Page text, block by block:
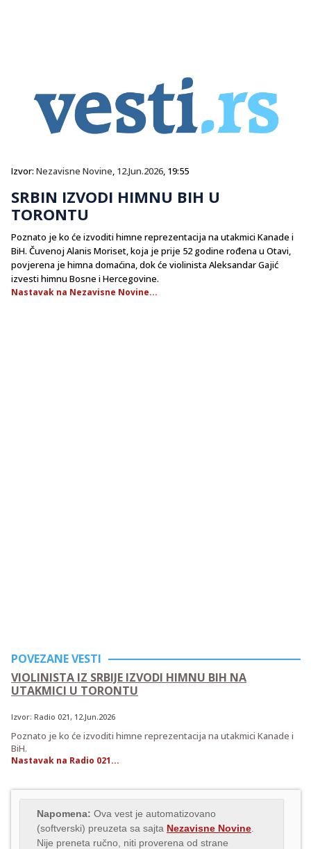
Izvor: Nezavisne Novine, 12.Jun.2026, 19:55
SRBIN IZVODI HIMNU BIH U
TORONTU
Poznato je ko će izvoditi himne reprezentacija na utakmici Kanade i
BiH. Čuvenoj Alanis Moriset, koja je prije 52 godine rođena u Otavi,
povjerena je himna domaćina, dok će violinista Aleksandar Gajić
izvesti himnu Bosne i Hercegovine.
Nastavak na Nezavisne Novine...
POVEZANE VESTI
VIOLINISTA IZ SRBIJE IZVODI HIMNU BIH NA
UTAKMICI U TORONTU
Izvor: Radio 021 , 12.Jun.2026
Poznato je ko će izvoditi himne reprezentacija na utakmici Kanade i
BiH.
Nastavak na Radio 021...
Napomena: Ova vest je automatizovano
(softverski) preuzeta sa sajta Nezavisne Novine
Nije preneta ručno, niti proverena od strane